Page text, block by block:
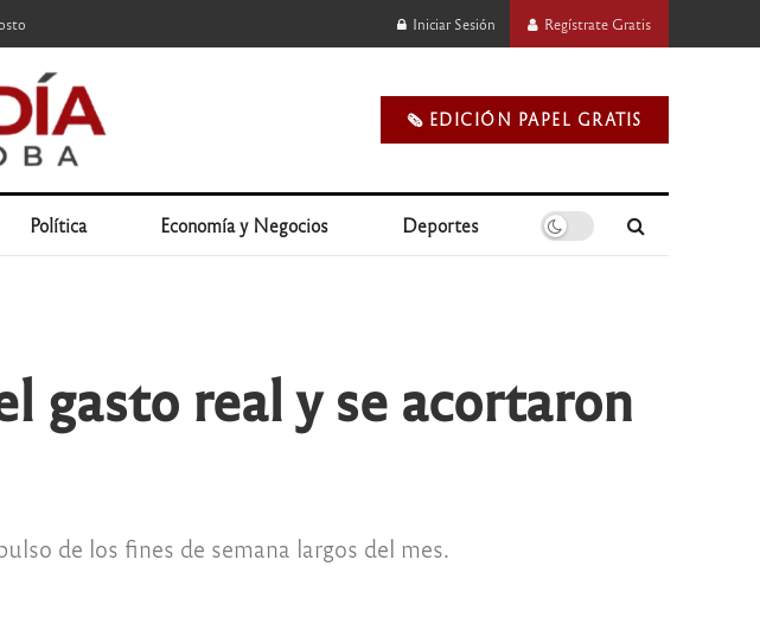
Iniciar Sesión Regístrate Gratis
🗞️ EDICIÓN PAPEL GRATIS
Política Economía y Negocios Deportes
gasto real y se acortaron
de los fines de semana largos del mes.